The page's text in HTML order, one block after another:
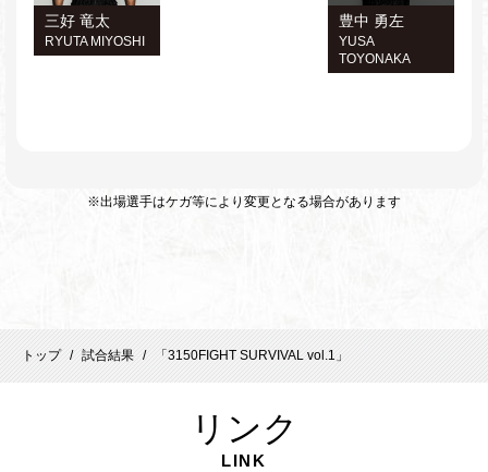
三好 竜太
RYUTA MIYOSHI
豊中 勇左
YUSA
TOYONAKA
※出場選手はケガ等により変更となる場合があります
トップ / 試合結果 / 「3150FIGHT SURVIVAL vol.1」
リ ンク
LINK